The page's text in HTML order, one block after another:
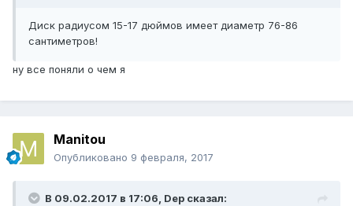
Диск радиусом 15-17 дюймов имеет диаметр 76-86
сантиметров!
ну все поняли о чем я
Manitou
Опубликовано 9 февраля, 2017
В 09.02.2017 в 17:06, Dep сказал: